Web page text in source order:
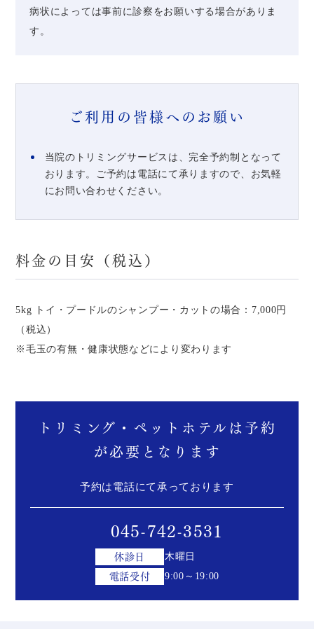
病状によっては事前に診察をお願いする場合がありま
す。
ご利用の皆様へのお願い
当院のトリミングサービスは、完全予約制となって
おります。ご予約は電話にて承りますので、お気軽
にお問い合わせください。
料金の目安（税込）
5kg トイ・プードルのシャンプー・カットの場合：7,000円
（税込）
※毛玉の有無・健康状態などにより変わります
トリミング・ペットホテルは予約
が必要となります
予約は電話にて承っております
045-742-3531
休診日 木曜日
電話受付 9:00～19:00